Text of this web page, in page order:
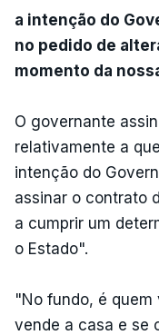
a intenção do
no pedido de
momento da
O governante
relativamente a
intenção do
assinar o contrato
a cumprir um
o Estado".
"No fundo, é
vende a casa e se